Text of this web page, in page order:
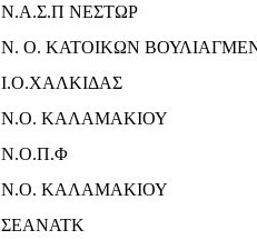
Ν.Α.Σ.Π ΝΕΣΤΩΡ
Ν. Ο. ΚΑΤΟΙΚΩΝ
Ι.Ο.ΧΑΛΚΙΔΑΣ
Ν.Ο. ΚΑΛΑΜΑΚΙΟΥ
Ν.Ο.Π.Φ
Ν.Ο. ΚΑΛΑΜΑΚΙΟΥ
ΣΕΑΝΑΤΚ